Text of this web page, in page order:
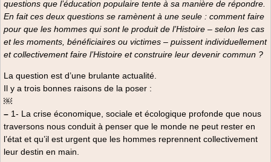
d’éducation familiale animée par un intervenant.
Ses objectifs sont multiples :
• Faciliter le contact entre intervenants et parents en leur
présentant un guide accessible, attrayant et directement
ancré dans la réalité familiale.
familiale.
• Présenter un guide permettant aux parents de
s’interroger sur leurs pratiques.
• Aider à animer les réunions parentales.
• Permettre aux parents de s’exprimer eux-mêmes sur
ce qu’ils vivent en tant que mère ou en tant que père.
Le lecteur peut lire ce qu’il intéresse et laissez de côté,
relever un triple défi : convaincre les citoyens des
méfaits sur l’éducation d’une estimation chiffrée, outil de
sélection ; décrire des alrernatives non-chiffrées en
matière d’évaluation ; s’interroger sur comment éduquer
et évaluer sans exclure. Soit « dé-chiffrer l’humain ".
Une publication du LIEN (Lien international d’Éducation
nouvelle)
Editions Chronique Sociale
12,50 €
questions que l’éducation populaire tente à sa manière de répondre.
En fait ces deux questions se ramènent à une seule : comment faire
pour que les hommes qui sont le produit de l’Histoire – selon les cas
et les moments, bénéficiaires ou victimes – puissent individuellement
et collectivement faire l’Histoire et construire leur devenir commun ?
La question est d’une brulante actualité.
Il y a trois bonnes raisons de la poser :
￼
– 1- La crise économique, sociale et écologique profonde que nous
traversons nous conduit à penser que le monde ne peut rester en
l’état et qu’il est urgent que les hommes reprennent collectivement
leur destin en main.